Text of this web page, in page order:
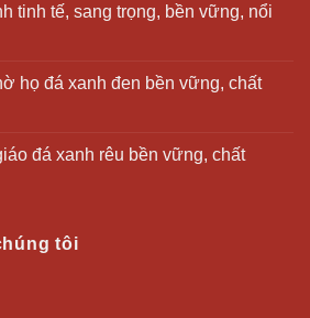
tinh tế, sang trọng, bền vững, nổi
họ đá xanh đen bền vững, chất
đá xanh rêu bền vững, chất
tôi